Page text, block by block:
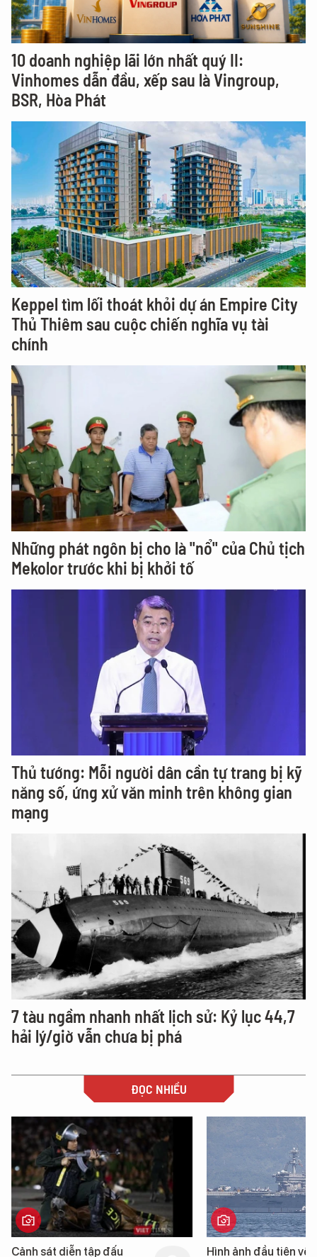
10 doanh nghiệp lãi lớn nhất quý II:
Vinhomes dẫn đầu, xếp sau là Vingroup,
BSR, Hòa Phát
Keppel tìm lối thoát khỏi dự án Empire City
Thủ Thiêm sau cuộc chiến nghĩa vụ tài
chính
Những phát ngôn bị cho là "nổ" của Chủ tịch
Mekolor trước khi bị khởi tố
Thủ tướng: Mỗi người dân cần tự trang bị kỹ
năng số, ứng xử văn minh trên không gian
mạng
7 tàu ngầm nhanh nhất lịch sử: Kỷ lục 44,7
hải lý/giờ vẫn chưa bị phá
ĐỌC NHIỀU
Hình ảnh đầu tiên về siêu Cận cảnh chiến hạm